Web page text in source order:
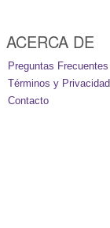
ACERCA DE
Preguntas Frecuentes
Términos y Privacidad
Contacto